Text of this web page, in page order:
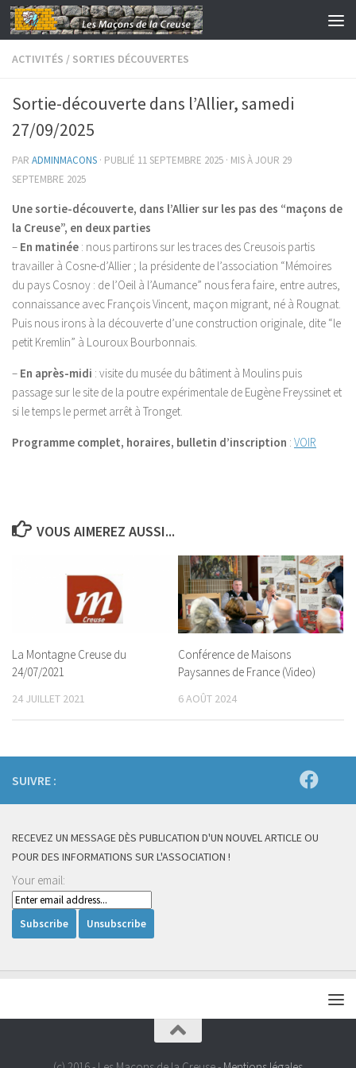
Skip to content
ACTIVITÉS / SORTIES DÉCOUVERTES
Sortie-découverte dans l’Allier, samedi
27/09/2025
PAR ADMINMACONS · PUBLIÉ 11 SEPTEMBRE 2025 · MIS À JOUR 29
SEPTEMBRE 2025
Une sortie-découverte, dans l’Allier sur les pas des “maçons de
la Creuse”, en deux parties
– En matinée : nous partirons sur les traces des Creusois partis
travailler à Cosne-d’Allier ; la présidente de l’association “Mémoires
du pays Cosnoy : de l’Oeil à l’Aumance” nous fera faire, entre autres,
connaissance avec François Vincent, maçon migrant, né à Rougnat.
Puis nous irons à la découverte d’une construction originale, dite “le
petit Kremlin” à Louroux Bourbonnais.
– En après-midi : visite du musée du bâtiment à Moulins puis
passage sur le site de la poutre expérimentale de Eugène Freyssinet et
si le temps le permet arrêt à Tronget.
Programme complet, horaires, bulletin d’inscription : VOIR
VOUS AIMEREZ AUSSI...
La Montagne Creuse du
24/07/2021
24 JUILLET 2021
Conférence de Maisons
Paysannes de France (Video)
6 AOÛT 2024
SUIVRE :
RECEVEZ UN MESSAGE DÈS PUBLICATION D'UN NOUVEL ARTICLE OU
POUR DES INFORMATIONS SUR L'ASSOCIATION !
Your email: